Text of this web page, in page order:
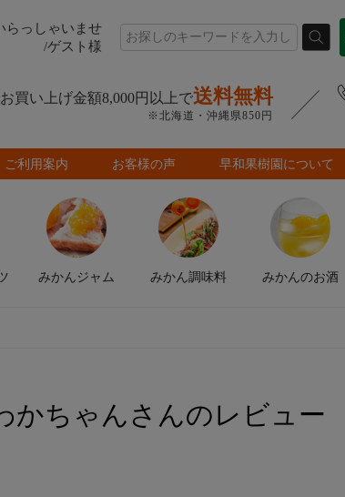
らっしゃいませ
/ゲスト様
お買い上げ金額8,000円以上で送料無料
※北海道・沖縄県850円
ご利用案内 お客様の声 早和果樹園について
みかん ジャム みかん調味料 みかんのお酒
かちゃんさんのレビュー